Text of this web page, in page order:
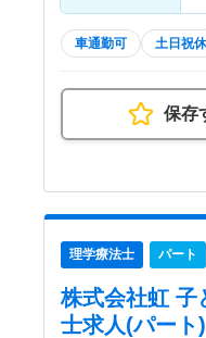
車通勤可 土日祝休
保存
理学療法士 パート
株式会社虹 子
士求人(パート)